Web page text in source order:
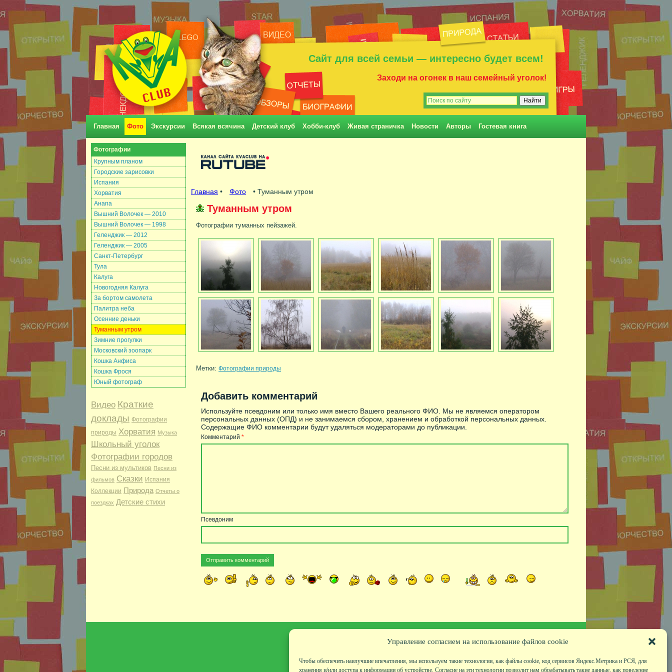
Управление согласием на использование файлов cookie
Чтобы обеспечить наилучшие впечатления, мы используем такие технологии, как файлы cookie, код сервисов Яндекс.Метрика и РСЯ, для
хранения и/или доступа к информации об устройстве. Согласие на эти технологии позволит нам обрабатывать такие данные, как поведение
Сайт для всей семьи — интересно будет всем!
Заходи на огонек в наш семейный уголок!
Главная Фото Экскурсии Всякая всячина Детский клуб Хобби-клуб Живая страничка Новости Авторы Гостевая книга
Фотографии
Крупным планом
Городские зарисовки
Испания
Хорватия
Анапа
Вышний Волочек — 2010
Вышний Волочек — 1998
Геленджик — 2012
Геленджик — 2005
Санкт-Петербург
Тула
Калуга
Новогодняя Калуга
За бортом самолета
Палитра неба
Осенние деньки
Туманным утром
Зимние прогулки
Московский зоопарк
Кошка Анфиса
Кошка Фрося
Юный фотограф
Видео Краткие
доклады Фотографии
природы Хорватия Музыка
Школьный уголок
Фотографии городов
Песни из мультиков Песни из
фильмов Сказки Испания
Коллекции Природа Отчеты о
поездках Детские стихи
Главная • Фото • Туманным утром
Туманным утром
Фотографии туманных пейзажей.
Метки: Фотографии природы
Добавить комментарий
Используйте псевдоним или только имя вместо Вашего реального ФИО. Мы не являемся оператором
персональных данных (ОПД) и не занимаемся сбором, хранением и обработкой персональных данных.
Содержащие ФИО комментарии будут удаляться модераторами до публикации.
Комментарий *
Псевдоним